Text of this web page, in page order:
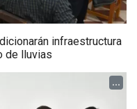
infraestructura
de lluvias
...